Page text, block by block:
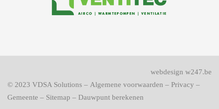
© 2023 VDSA Solutions – Algemene voorwaarden – Privacy –
Gemeente – Sitemap – Dauwpunt berekenen
webdesign w247.be